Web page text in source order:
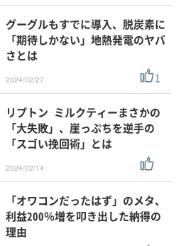
条件で検索する
グーグルもすでに導入、脱炭素に
「期待しかない」地熱発電のヤバ
さとは
2024/02/27 1
リプトン ミルクティーまさかの
「大失敗」、崖っぷちを逆手の
「スゴい挽回術」とは
2024/02/14
「オワコンだったはず」のメタ、
利益200％増を叩き出した納得の
理由